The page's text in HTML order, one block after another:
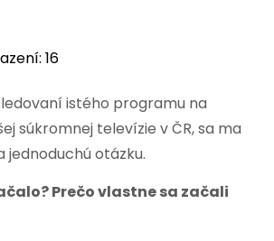
16
istého programu na
súkromnej televízie v ČR, sa ma
otázku.
Prečo vlastne sa začali